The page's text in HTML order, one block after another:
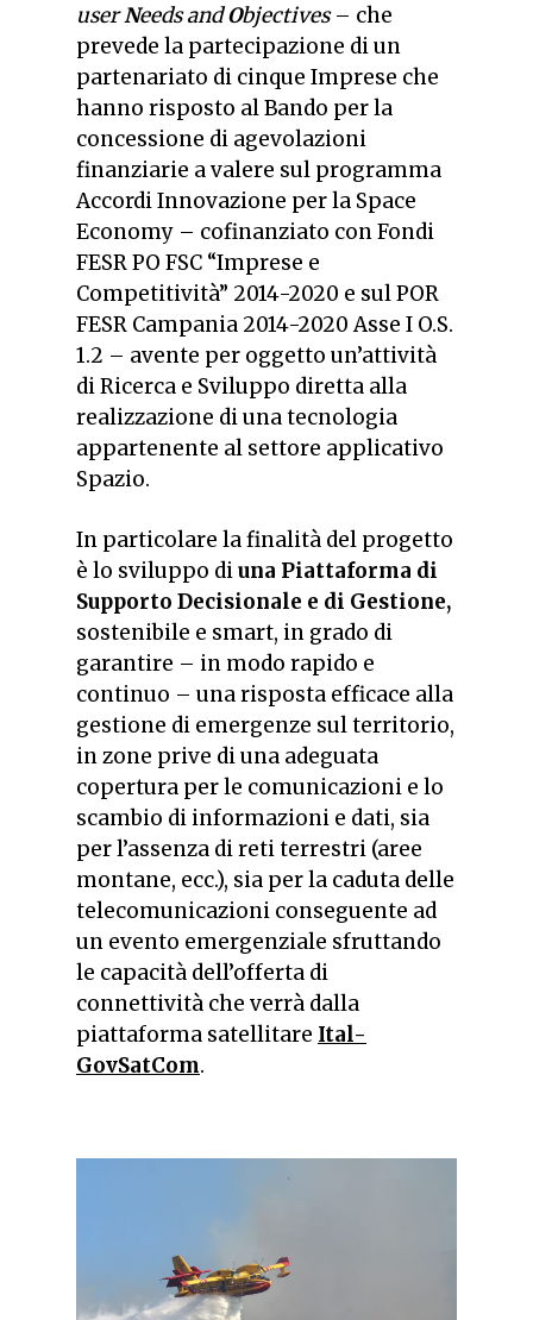
userNeeds andObjectives– che
prevede la partecipazione di un
partenariato di cinque Imprese che
hanno risposto al Bando per la
concessione di agevolazioni
finanziarie a valere sul programma
Accordi Innovazione per la Space
Economy – cofinanziato con Fondi
FESR PO FSC “Imprese e
Competitività” 2014-2020 e sul POR
FESR Campania 2014-2020 Asse I O.S.
1.2 – avente per oggetto un’attività
di Ricerca e Sviluppo diretta alla
realizzazione di una tecnologia
appartenente al settore applicativo
Spazio.
In particolare la finalità del progetto
è lo sviluppo diuna Piattaforma di
Supporto Decisionale e di Gestione,
sostenibile e smart, in grado di
garantire – in modo rapido e
continuo – una risposta efficace alla
gestione di emergenze sul territorio,
in zone prive di una adeguata
copertura per le comunicazioni e lo
scambio di informazioni e dati, sia
per l’assenza di reti terrestri (aree
montane, ecc.), sia per la caduta delle
telecomunicazioni conseguente ad
un evento emergenziale sfruttando
le capacità dell’offerta di
connettività che verrà dalla
piattaforma satellitare Ital-
GovSatCom.